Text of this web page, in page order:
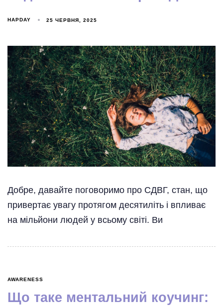
HAPDAY 25 ЧЕРВНЯ, 2025
Добре, давайте поговоримо про СДВГ, стан, що
привертає увагу протягом десятиліть і впливає
на мільйони людей у всьому світі. Ви
AWARENESS
Що таке ментальний коучинг: